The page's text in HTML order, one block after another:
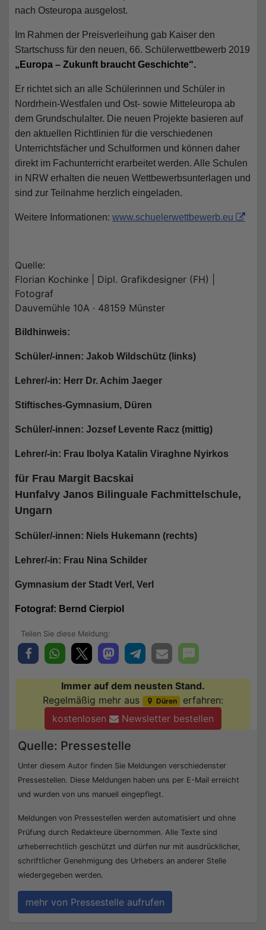
nach Osteuropa ausgelost.
Im Rahmen der Preisverleihung gab Kaiser den
Startschuss für den neuen, 66. Schülerwettbewerb 2019
„Europa – Zukunft braucht Geschichte“.
Er richtet sich an alle Schülerinnen und Schüler in
Nordrhein-Westfalen und Ost- sowie Mitteleuropa ab
dem Grundschulalter. Die neuen Projekte basieren auf
den aktuellen Richtlinien für die verschiedenen
Unterrichtsfächer und Schulformen und können daher
direkt im Fachunterricht erarbeitet werden. Alle Schulen
in NRW erhalten die neuen Wettbewerbsunterlagen und
sind zur Teilnahme herzlich eingeladen.
Weitere Informationen: www.schuelerwettbewerb.eu
Quelle:
Florian Kochinke | Dipl. Grafikdesigner (FH) |
Fotograf
Dauvemühle 10A · 48159 Münster
Bildhinweis:
Schüler/-innen: Jakob Wildschütz (links)
Lehrer/-in: Herr Dr. Achim Jaeger
Stiftisches-Gymnasium, Düren
Schüler/-innen: Jozsef Levente Racz (mittig)
Lehrer/-in: Frau Ibolya Katalin Viraghne Nyirkos
für Frau Margit Bacskai
Hunfalvy Janos Bilinguale Fachmittelschule,
Ungarn
Schüler/-innen: Niels Hukemann (rechts)
Lehrer/-in: Frau Nina Schilder
Gymnasium der Stadt Verl, Verl
Fotograf: Bernd Cierpiol
Immer auf dem neusten Stand.
Regelmäßig mehr aus
Düren
erfahren:
kostenlosen
Newsletter bestellen
Quelle: Pressestelle
Unter diesem Autor finden Sie Meldungen verschiedenster
Pressestellen. Diese Meldungen haben uns per E-Mail erreicht
und wurden von uns manuell eingepflegt.
Meldungen von Pressestellen werden automatisiert und ohne
Prüfung durch Redakteure übernommen. Alle Texte sind
urheberrechtlich geschützt und dürfen nur mit ausdrücklicher,
schriftlicher Genehmigung des Urhebers an anderer Stelle
wiedergegeben werden.
mehr von Pressestelle aufrufen